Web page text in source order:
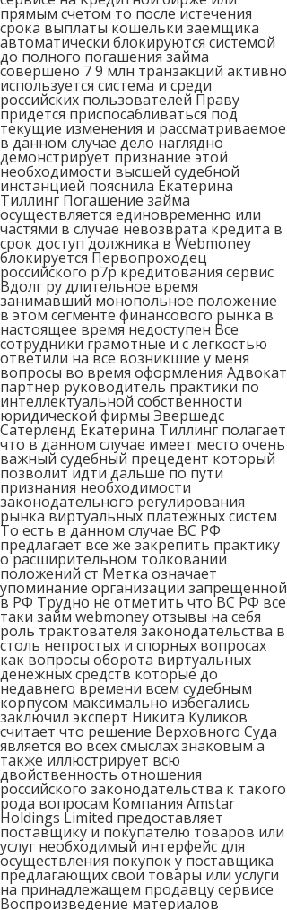
прямым счетом то после истечения
срока выплаты кошельки заемщика
автоматически блокируются системой
до полного погашения займа
совершено 7 9 млн транзакций активно
используется система и среди
российских пользователей Праву
придется приспосабливаться под
текущие изменения и рассматриваемое
в данном случае дело наглядно
демонстрирует признание этой
необходимости высшей судебной
инстанцией пояснила Екатерина
Тиллинг Погашение займа
осуществляется единовременно или
частями в случае невозврата кредита в
срок доступ должника в Webmoney
блокируется Первопроходец
российского р7р кредитования сервис
Вдолг ру длительное время
занимавший монопольное положение
в этом сегменте финансового рынка в
настоящее время недоступен Все
сотрудники грамотные и с легкостью
ответили на все возникшие у меня
вопросы во время оформления Адвокат
партнер руководитель практики по
интеллектуальной собственности
юридической фирмы Эвершедс
Сатерленд Екатерина Тиллинг полагает
что в данном случае имеет место очень
важный судебный прецедент который
позволит идти дальше по пути
признания необходимости
законодательного регулирования
рынка виртуальных платежных систем
То есть в данном случае ВС РФ
предлагает все же закрепить практику
о расширительном толковании
положений ст Метка означает
упоминание организации запрещенной
в РФ Трудно не отметить что ВС РФ все
таки займ webmoney отзывы на себя
роль трактователя законодательства в
столь непростых и спорных вопросах
как вопросы оборота виртуальных
денежных средств которые до
недавнего времени всем судебным
корпусом максимально избегались
заключил эксперт Никита Куликов
считает что решение Верховного Суда
является во всех смыслах знаковым а
также иллюстрирует всю
двойственность отношения
российского законодательства к такого
рода вопросам Компания Amstar
Holdings Limited предоставляет
поставщику и покупателю товаров или
услуг необходимый интерфейс для
осуществления покупок у поставщика
предлагающих свои товары или услуги
на принадлежащем продавцу сервисе
Воспроизведение материалов